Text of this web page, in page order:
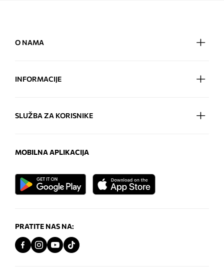
O NAMA
INFORMACIJE
SLUŽBA ZA KORISNIKE
MOBILNA APLIKACIJA
PRATITE NAS NA: